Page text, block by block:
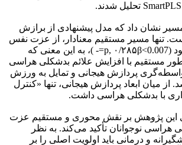
مسیر نشان داد که مدل پیشنهادی از برازش
تنها مسیر مستقیم معنادار، از عزت نفس
به بدشکلی هراسی بود (0.007>p, ۰/۲۸۵β=- )، به این معنی که
مستقیم با افزایش علائم بدشکلی هراسی
پردازش هیجانی و تمایل به ورزش
از میان ابعاد پردازش هیجانی، تنها «کنترل
با بدشکلی هراسی داشت.
این پژوهش بر نقش محوری و مستقیم عزت
هراسی نوجوانان تأکید می‌کند. به نظر
و درمانی باید اولویت اصلی را بر